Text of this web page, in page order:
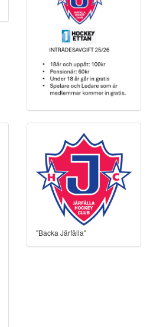
"Backa Järfälla"